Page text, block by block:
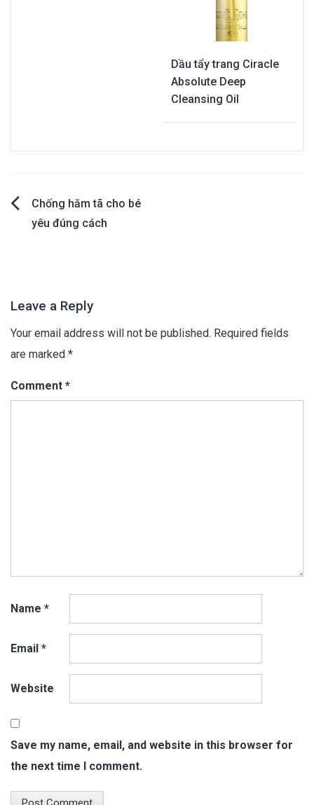
Dầu tẩy trang Ciracle
Absolute Deep
Cleansing Oil
Post
navigation
Chống hăm tã cho bé
yêu đúng cách
Leave a Reply
Your email address will not be published. Required fields
are marked *
Comment *
Name *
Email *
Website
Save my name, email, and website in this browser for
the next time I comment.